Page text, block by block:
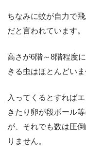
ちなみに蚊が自力で
だと言われています。
高さが6階～8階程度
きる虫はほとんどいま
入ってくるとすれば
きたり卵が段ボール
が、それでも数は圧
りません。